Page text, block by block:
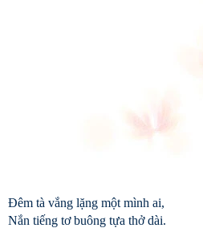
Đêm tà vắng lặng một mình ai,
Nắn tiếng tơ buông tựa thở dài.